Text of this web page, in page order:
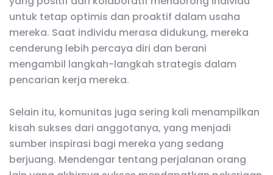
untuk tetap optimis dan proaktif dalam usaha
mereka. Saat individu merasa didukung, mereka
cenderung lebih percaya diri dan berani
mengambil langkah-langkah strategis dalam
pencarian kerja mereka.
Selain itu, komunitas juga sering kali menampilkan
kisah sukses dari anggotanya, yang menjadi
sumber inspirasi bagi mereka yang sedang
berjuang. Mendengar tentang perjalanan orang